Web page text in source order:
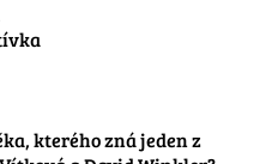
kterého zná jeden z